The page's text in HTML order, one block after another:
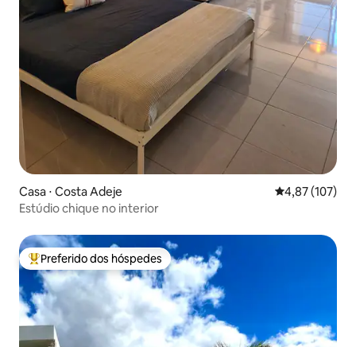
Casa ⋅ Costa Adeje 4,87 de uma
4,87 (107)
Estúdio chique no interior
Entre os melhores preferidos dos hóspedes
Preferido dos hóspedes